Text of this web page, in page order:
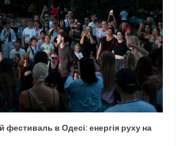
в Одесі: енергія руху на